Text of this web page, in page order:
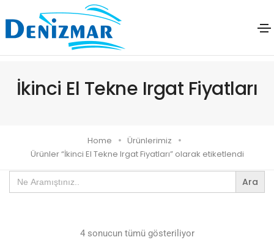
İkinci El Tekne Irgat Fiyatları
Home
Ürünlerimiz
Ürünler “İkinci El Tekne Irgat Fiyatları” olarak etiketlendi
Search
for:
4 sonucun tümü gösteriliyor